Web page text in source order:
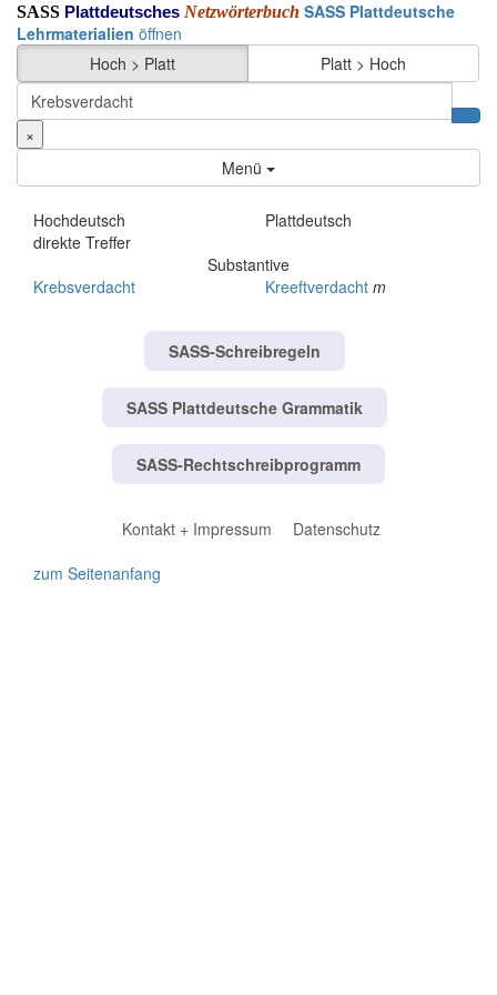
SASS Plattdeutsches Netzwörterbuch SASS Plattdeutsche
Lehrmaterialien öffnen
Hoch > Platt
Platt > Hoch
×
Menü
Hochdeutsch
Plattdeutsch
direkte Treffer
Substantive
Krebsverdacht
Kreeftverdacht m
SASS-Schreibregeln
SASS Plattdeutsche Grammatik
SASS-Rechtschreibprogramm
Kontakt + Impressum
Datenschutz
zum Seitenanfang